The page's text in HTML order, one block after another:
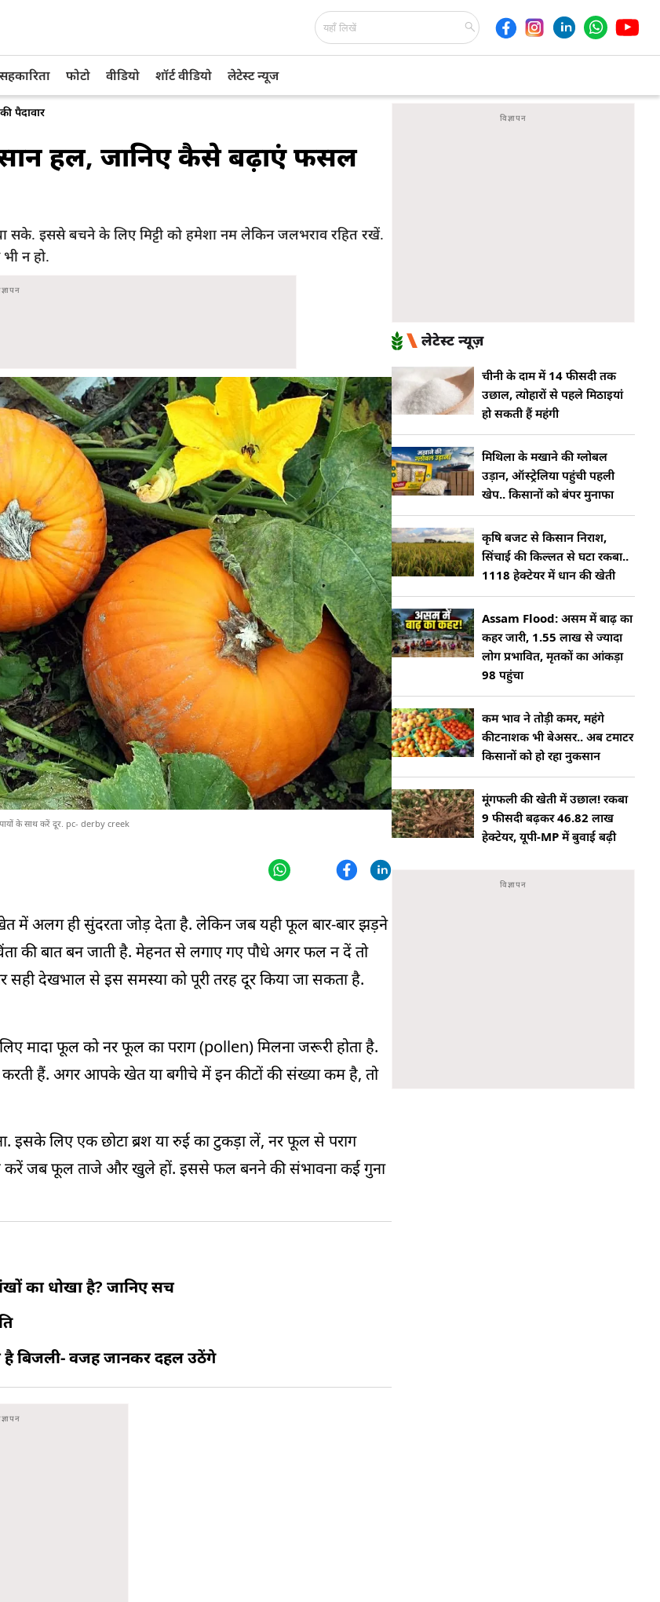
सहकारिता फोटो वीडियो शॉर्ट वीडियो लेटेस्ट न्यूज
पैदावार
हल, जानिए कैसे बढ़ाएं फसल
सके. इससे बचने के लिए मिट्टी को हमेशा नम लेकिन जलभराव रहित रखें.
न हो.
के साथ करें दूर. pc- derby creek
में अलग ही सुंदरता जोड़ देता है. लेकिन जब यही फूल बार-बार झड़ने
की बात बन जाती है. मेहनत से लगाए गए पौधे अगर फल न दें तो
सही देखभाल से इस समस्या को पूरी तरह दूर किया जा सकता है.
मादा फूल को नर फूल का पराग (pollen) मिलना जरूरी होता है.
हैं. अगर आपके खेत या बगीचे में इन कीटों की संख्या कम है, तो
इसके लिए एक छोटा ब्रश या रुई का टुकड़ा लें, नर फूल से पराग
करें जब फूल ताजे और खुले हों. इससे फल बनने की संभावना कई गुना
का धोखा है? जानिए सच
है बिजली- वजह जानकर दहल उठेंगे
लेटेस्ट न्यूज़
चीनी के दाम में 14 फीसदी तक
उछाल, त्योहारों से पहले मिठाइयां
हो सकती हैं महंगी
मिथिला के मखाने की ग्लोबल
उड़ान, ऑस्ट्रेलिया पहुंची पहली
खेप.. किसानों को बंपर मुनाफा
कृषि बजट से किसान निराश,
सिंचाई की किल्लत से घटा रकबा..
1118 हेक्टेयर में धान की खेती
Assam Flood: असम में बाढ़ का
कहर जारी, 1.55 लाख से ज्यादा
लोग प्रभावित, मृतकों का आंकड़ा
98 पहुंचा
कम भाव ने तोड़ी कमर, महंगे
कीटनाशक भी बेअसर.. अब टमाटर
किसानों को हो रहा नुकसान
मूंगफली की खेती में उछाल! रकबा
9 फीसदी बढ़कर 46.82 लाख
हेक्टेयर, यूपी-MP में बुवाई बढ़ी